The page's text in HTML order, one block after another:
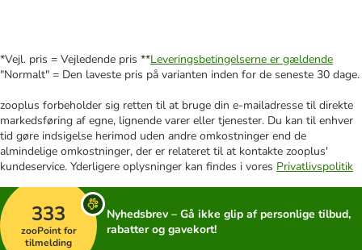
*Vejl. pris = Vejledende pris **Leveringsbetingelserne er gældende
"Normalt" = Den laveste pris på varianten inden for de seneste 30 dage.
zooplus forbeholder sig retten til at bruge din e-mailadresse til direkte
markedsføring af egne, lignende varer eller tjenester. Du kan til enhver
tid gøre indsigelse herimod uden andre omkostninger end de
almindelige omkostninger, der er relateret til at kontakte zooplus'
kundeservice. Yderligere oplysninger kan findes i vores Privatlivspolitik
333
zooPoint for
tilmelding
Nyhedsbrev – Gå ikke glip af personlige tilbud,
rabatter og gavekort!